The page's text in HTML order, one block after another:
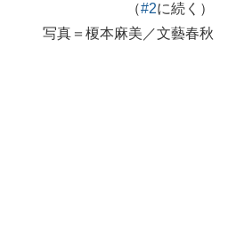
（#2に続く）
写真＝榎本麻美／文藝春秋